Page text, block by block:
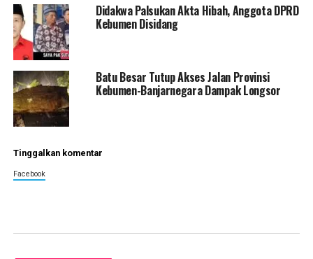
Didakwa Palsukan Akta Hibah, Anggota DPRD
Kebumen Disidang
Batu Besar Tutup Akses Jalan Provinsi
Kebumen-Banjarnegara Dampak Longsor
Tinggalkan komentar
Facebook